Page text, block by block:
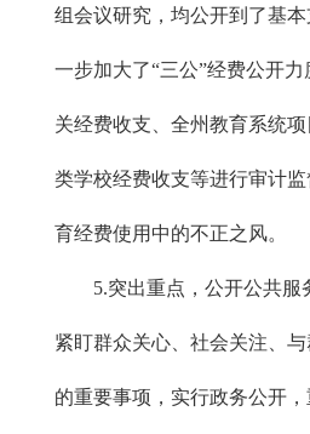
组会议研究，均公开到了基
一步加大了“三公”经费公开
关经费收支、全州教育系统
类学校经费收支等进行审计
育经费使用中的不正之风。
5.突出重点，公开公共服
紧盯群众关心、社会关注、
的重要事项，实行政务公开